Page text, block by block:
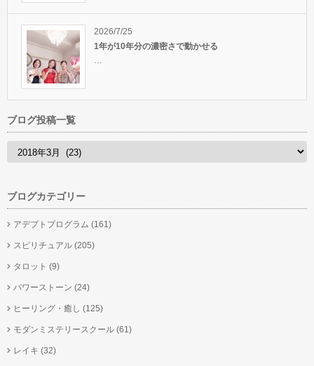
2026/7/25
1年が10年分の濃密さで動かせる
…
ブログ投稿一覧
ブログカテゴリー
アデプトプログラム (161)
スピリチュアル (205)
タロット (9)
パワーストーン (24)
ヒーリング・癒し (125)
モダンミステリースクール (61)
レイキ (32)